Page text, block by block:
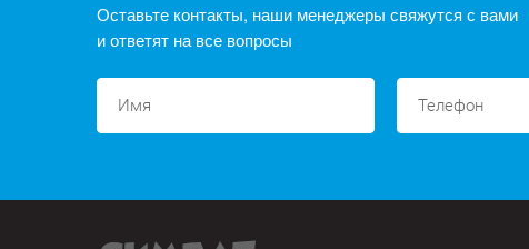
Оставьте контакты, наши менеджеры свяжутся с вами
и ответят на все вопросы